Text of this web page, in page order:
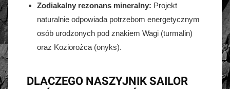
Zodiakalny rezonans mineralny: Projekt
naturalnie odpowiada potrzebom energetycznym
osób urodzonych pod znakiem Wagi (turmalin)
oraz Koziorożca (onyks).
DLACZEGO NASZYJNIK SAILOR